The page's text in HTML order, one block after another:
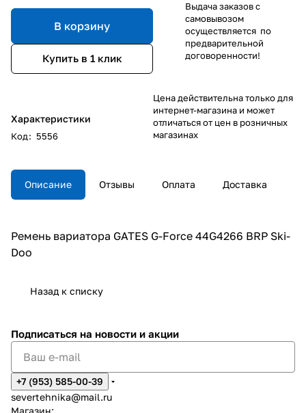
В корзину
Купить в 1 клик
Характеристики
Код: 5556
Выдача заказов с
самовывозом
осуществляется по
предварительной
договоренности!
Цена действительна только для
интернет-магазина и может
отличаться от цен в розничных
магазинах
Описание Отзывы Оплата Доставка
Ремень вариатора GATES G-Force 44G4266 BRP Ski-
Doo
Назад к списку
Подписаться на новости и акции
+7 (953) 585-00-39
severtehnika@mail.ru
Магазин: